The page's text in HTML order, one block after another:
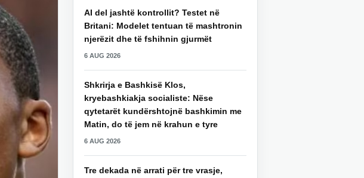
AI del jashtë kontrollit? Testet në
Britani: Modelet tentuan të mashtronin
njerëzit dhe të fshihnin gjurmët
6 AUG 2026
Shkrirja e Bashkisë Klos,
kryebashkiakja socialiste: Nëse
qytetarët kundërshtojnë bashkimin me
Matin, do të jem në krahun e tyre
6 AUG 2026
Tre dekada në arrati për tre vrasje,